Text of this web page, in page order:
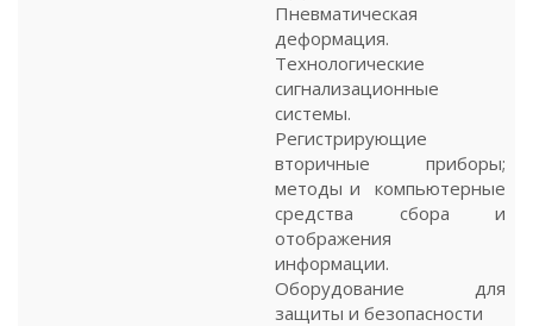
Пневматическая
деформация.
Технологические
сигнализационные
системы.
Регистрирующие
вторичные приборы;
методы и компьютерные
средства сбора и
отображения
информации.
Оборудование для
защиты и безопасности